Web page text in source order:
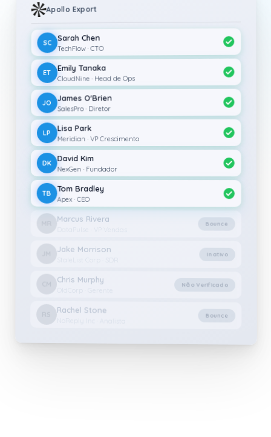
Apollo Export
SC
Sarah Chen
TechFlow · CTO
Marcus Rivera
Bounce
ET
Emily Tanaka
CloudNine · Head de Ops
JO
James O'Brien
SalesPro · Diretor
Jake Morrison
Inativo
LP
Lisa Park
Meridian · VP Crescimento
Chris Murphy
Não Verificado
DK
David Kim
NexGen · Fundador
Rachel Stone
Bounce
TB Tom Bradley
Apex · CEO